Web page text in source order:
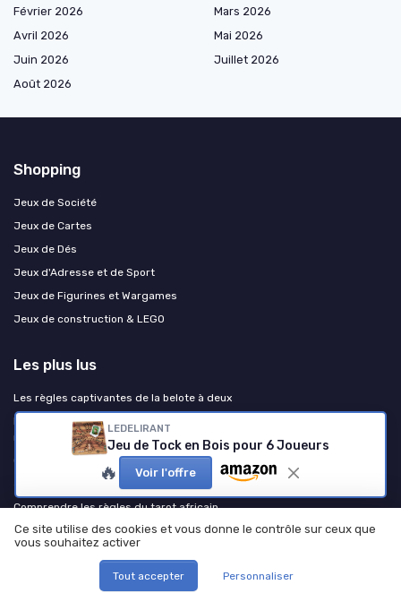
LEDELIRANT
Jeu de Tock en Bois pour 6 Joueurs
🔥 Voir l'offre
Février 2026
Mars 2026
Avril 2026
Mai 2026
Juin 2026
Juillet 2026
Août 2026
Shopping
Jeux de Société
Jeux de Cartes
Jeux de Dés
Jeux d'Adresse et de Sport
Jeux de Figurines et Wargames
Jeux de construction & LEGO
Les plus lus
Les règles captivantes de la belote à deux
Les règles du jeu de speed bac : plongez dans l'univers des mots
rapides
Comment organiser un cluedo géant avec un scénario PDF gratuit
Jouez gratuitement à Skyjo en ligne
Comprendre les règles du tarot africain
Les derniers articles
Plonger dans l’univers got puzzle pour sublimer vos jeux de réflexion
Ce site utilise des cookies et vous donne le contrôle sur ceux que
vous souhaitez activer
Tout accepter Personnaliser